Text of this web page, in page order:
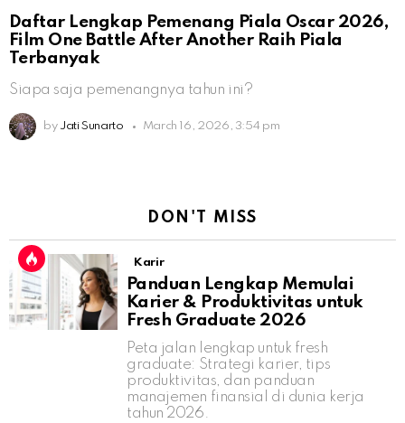
Daftar Lengkap Pemenang Piala Oscar 2026,
Film One Battle After Another Raih Piala
Terbanyak
Siapa saja pemenangnya tahun ini?
by Jati Sunarto March 16, 2026, 3:54 pm
DON'T MISS
Karir
Panduan Lengkap Memulai
Karier & Produktivitas untuk
Fresh Graduate 2026
Peta jalan lengkap untuk fresh
graduate: Strategi karier, tips
produktivitas, dan panduan
manajemen finansial di dunia kerja
tahun 2026.